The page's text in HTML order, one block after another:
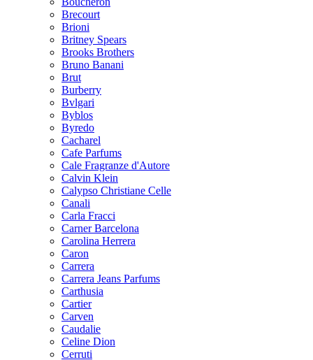
Brecourt
Brioni
Britney Spears
Brooks Brothers
Bruno Banani
Brut
Burberry
Bvlgari
Byblos
Byredo
Cacharel
Cafe Parfums
Cale Fragranze d'Autore
Calvin Klein
Calypso Christiane Celle
Canali
Carla Fracci
Carner Barcelona
Carolina Herrera
Caron
Carrera
Carrera Jeans Parfums
Carthusia
Cartier
Carven
Caudalie
Celine Dion
Cerruti